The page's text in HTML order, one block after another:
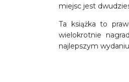
miejsc jest
Ta książka to
wielokrotnie
najlepszym